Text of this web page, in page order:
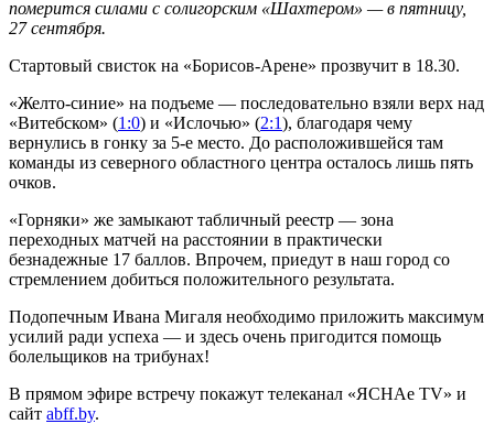
померится силами с солигорским «Шахтером» — в пятницу,
27 сентября.
Стартовый свисток на «Борисов-Арене» прозвучит в 18.30.
«Желто-синие» на подъеме — последовательно взяли верх над
«Витебском» (1:0) и «Ислочью» (2:1), благодаря чему
вернулись в гонку за 5-е место. До расположившейся там
команды из северного областного центра осталось лишь пять
очков.
«Горняки» же замыкают табличный реестр — зона
переходных матчей на расстоянии в практически
безнадежные 17 баллов. Впрочем, приедут в наш город со
стремлением добиться положительного результата.
Подопечным Ивана Мигаля необходимо приложить максимум
усилий ради успеха — и здесь очень пригодится помощь
болельщиков на трибунах!
В прямом эфире встречу покажут телеканал «ЯСНАе TV» и
сайт abff.by.